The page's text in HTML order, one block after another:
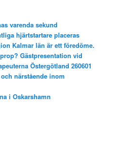
varenda sekund
hjärtstartare placeras
Kalmar län är ett föredöme.
Gästpresentation vid
Östergötland 260601
närstående inom
i Oskarshamn